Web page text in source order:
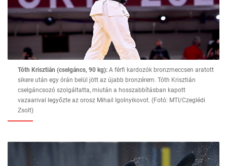
Tóth Krisztián (cselgáncs, 90 kg): A férfi kardozók bronzmeccsen aratott
sikere után egy órán belül jött az újabb bronzérem. Tóth Krisztián
cselgáncsozó szolgáltatta, miután a hosszabbításban kapott
vazaarival legyőzte az orosz Mihail Igolnyikovot. (Fotó: MTI/Czeglédi
Zsolt)